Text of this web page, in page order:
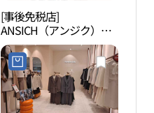
[事後免税店]
ANSICH（アンジク）・
ロッテ百貨店ミア（弥
阿）店(안지크 롯데백화
점 미아점)